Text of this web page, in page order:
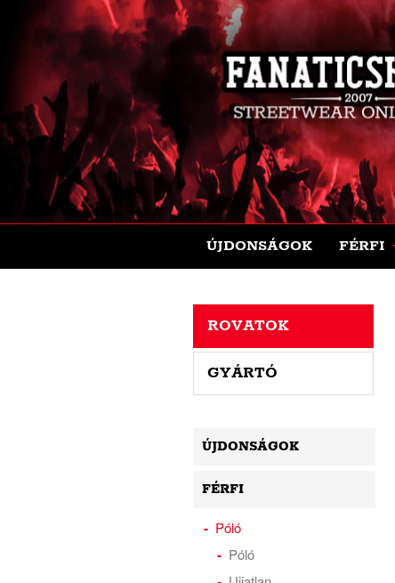
ÚJDONSÁGOK FÉRFI
ROVATOK
GYÁRTÓ
ÚJDONSÁGOK
FÉRFI
Póló
Póló